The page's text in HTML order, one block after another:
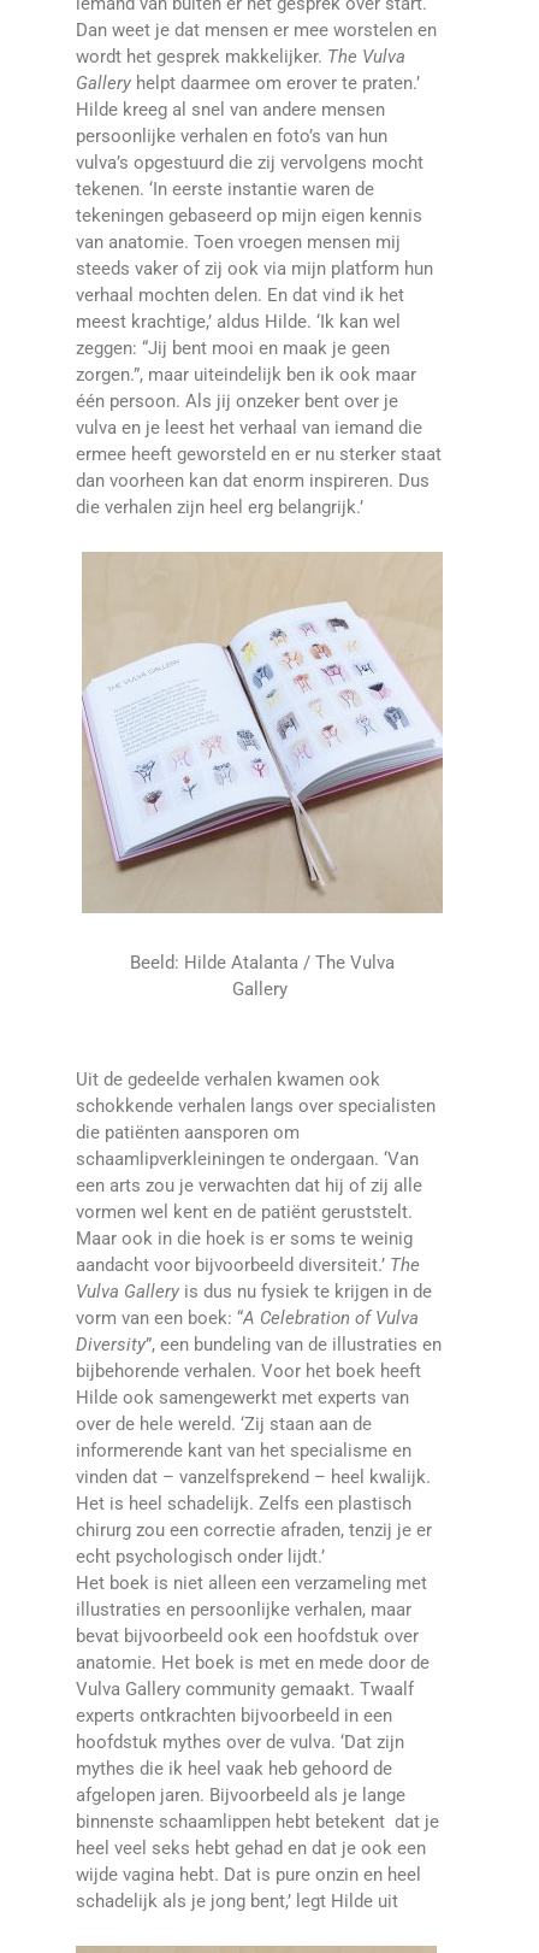
Dan weet je dat mensen er mee worstelen en
wordt het gesprek makkelijker. The Vulva
Galleryhelpt daarmee om erover te praten.’
Hilde kreeg al snel van andere mensen
persoonlijke verhalen en foto’s van hun
vulva’s opgestuurd die zij vervolgens mocht
tekenen. ‘In eerste instantie waren de
tekeningen gebaseerd op mijn eigen kennis
van anatomie. Toen vroegen mensen mij
steeds vaker of zij ook via mijn platform hun
verhaal mochten delen. En dat vind ik het
meest krachtige,’ aldus Hilde. ‘Ik kan wel
zeggen: “Jij bent mooi en maak je geen
zorgen.”, maar uiteindelijk ben ik ook maar
één persoon. Als jij onzeker bent over je
vulva en je leest het verhaal van iemand die
ermee heeft geworsteld en er nu sterker staat
dan voorheen kan dat enorm inspireren. Dus
die verhalen zijn heel erg belangrijk.’
Beeld: Hilde Atalanta / The Vulva
Gallery
Uit de gedeelde verhalen kwamen ook
schokkende verhalen langs over specialisten
die patiënten aansporen om
schaamlipverkleiningen te ondergaan. ‘Van
een arts zou je verwachten dat hij of zij alle
vormen wel kent en de patiënt geruststelt.
Maar ook in die hoek is er soms te weinig
aandacht voor bijvoorbeeld diversiteit.’ The
Vulva Galleryis dus nu fysiek te krijgen in de
vorm van een boek: “A Celebration of Vulva
Diversity”, een bundeling van de illustraties en
bijbehorende verhalen. Voor het boek heeft
Hilde ook samengewerkt met experts van
over de hele wereld. ‘Zij staan aan de
informerende kant van het specialisme en
vinden dat – vanzelfsprekend – heel kwalijk.
Het is heel schadelijk. Zelfs een plastisch
chirurg zou een correctie afraden, tenzij je er
echt psychologisch onder lijdt.’
Het boek is niet alleen een verzameling met
illustraties en persoonlijke verhalen, maar
bevat bijvoorbeeld ook een hoofdstuk over
anatomie. Het boek is met en mede door de
Vulva Gallery community gemaakt. Twaalf
experts ontkrachten bijvoorbeeld in een
hoofdstuk mythes over de vulva. ‘Dat zijn
mythes die ik heel vaak heb gehoord de
afgelopen jaren. Bijvoorbeeld als je lange
binnenste schaamlippen hebt betekent dat je
heel veel seks hebt gehad en dat je ook een
wijde vagina hebt. Dat is pure onzin en heel
schadelijk als je jong bent,’ legt Hilde uit